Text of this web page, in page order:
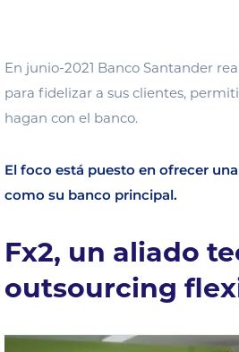
En junio-2021 Banco Santander
para fidelizar a sus clientes,
hagan con el banco.
El foco está puesto en ofrecer
como su banco principal.
Fx2, un aliado
outsourcing